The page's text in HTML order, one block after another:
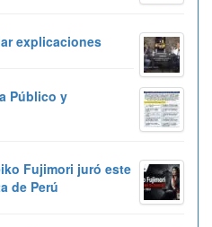
explicaciones
Público y
Fujimori juró este
de Perú